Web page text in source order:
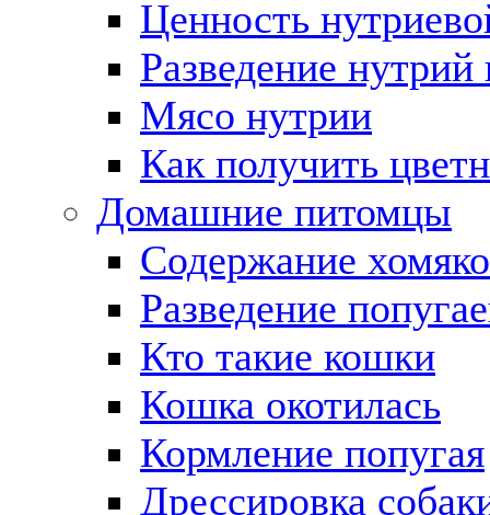
Ценность
Разведение
Мясо нутрии
Как получить
Домашние питомцы
Содержание
Разведение
Кто такие кошки
Кошка окотилась
Кормление попугая
Дрессировка